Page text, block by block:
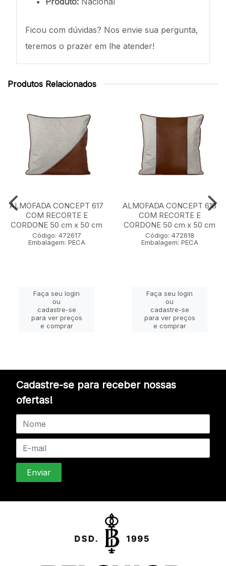
Ficou com dúvidas? Nos envie sua pergunta,
teremos o prazer em lhe atender!
Produtos Relacionados
ALMOFADA CONCEPT 617
COM RECORTE E
CORDONE 50 cm x 50 cm
Código: 472617
Embalagem: PECA
Faça seu login
ou
cadastre-se
para ver preços
e comprar
ALMOFADA CONCEPT 618
COM RECORTE E
CORDONE 50 cm x 50 cm
Código: 472618
Embalagem: PECA
Faça seu login
ou
cadastre-se
para ver preços
e comprar
Cadastre-se para receber nossas
ofertas!